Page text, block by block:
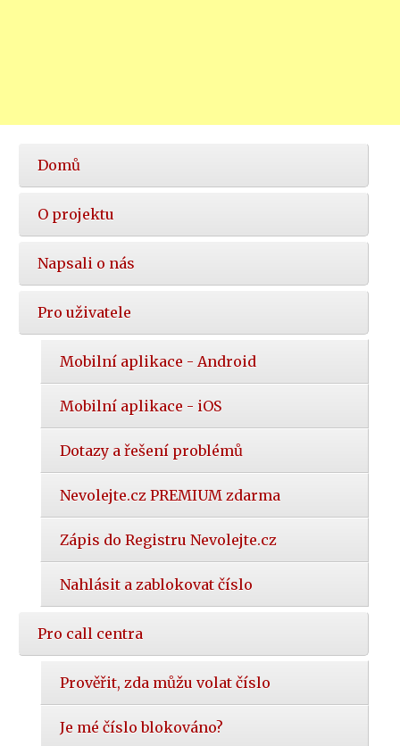
Hlavní
nabídka
Domů
O projektu
Napsali o nás
Pro uživatele
Mobilní aplikace - Android
Mobilní aplikace - iOS
Dotazy a řešení problémů
Nevolejte.cz PREMIUM zdarma
Zápis do Registru Nevolejte.cz
Nahlásit a zablokovat číslo
Pro call centra
Prověřit, zda můžu volat číslo
Je mé číslo blokováno?